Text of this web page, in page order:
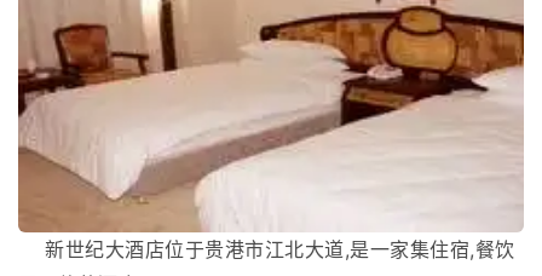
新世纪大酒店位于贵港市江北大道,是一家集住宿,餐饮